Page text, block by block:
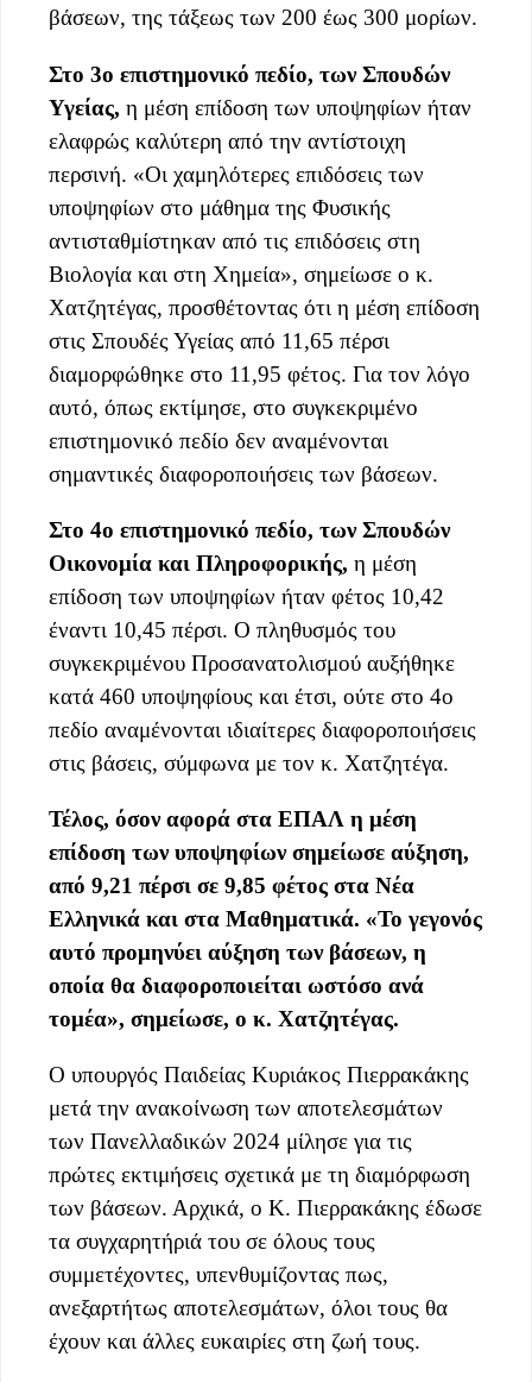
βάσεων, της τάξεως των 200 έως 300 μορίων.
Στο 3ο επιστημονικό πεδίο, των Σπουδών
Υγείας, η μέση επίδοση των υποψηφίων ήταν
ελαφρώς καλύτερη από την αντίστοιχη
περσινή. «Οι χαμηλότερες επιδόσεις των
υποψηφίων στο μάθημα της Φυσικής
αντισταθμίστηκαν από τις επιδόσεις στη
Βιολογία και στη Χημεία», σημείωσε ο κ.
Χατζητέγας, προσθέτοντας ότι η μέση επίδοση
στις Σπουδές Υγείας από 11,65 πέρσι
διαμορφώθηκε στο 11,95 φέτος. Για τον λόγο
αυτό, όπως εκτίμησε, στο συγκεκριμένο
επιστημονικό πεδίο δεν αναμένονται
σημαντικές διαφοροποιήσεις των βάσεων.
Στο 4ο επιστημονικό πεδίο, των Σπουδών
Οικονομία και Πληροφορικής, η μέση
επίδοση των υποψηφίων ήταν φέτος 10,42
έναντι 10,45 πέρσι. Ο πληθυσμός του
συγκεκριμένου Προσανατολισμού αυξήθηκε
κατά 460 υποψηφίους και έτσι, ούτε στο 4ο
πεδίο αναμένονται ιδιαίτερες διαφοροποιήσεις
στις βάσεις, σύμφωνα με τον κ. Χατζητέγα.
Τέλος, όσον αφορά στα ΕΠΑΛ η μέση
επίδοση των υποψηφίων σημείωσε αύξηση,
από 9,21 πέρσι σε 9,85 φέτος στα Νέα
Ελληνικά και στα Μαθηματικά. «Το γεγονός
αυτό προμηνύει αύξηση των βάσεων, η
οποία θα διαφοροποιείται ωστόσο ανά
τομέα», σημείωσε, ο κ. Χατζητέγας.
O υπουργός Παιδείας Κυριάκος Πιερρακάκης
μετά την ανακοίνωση των αποτελεσμάτων
των Πανελλαδικών 2024 μίλησε για τις
πρώτες εκτιμήσεις σχετικά με τη διαμόρφωση
των βάσεων. Αρχικά, ο Κ. Πιερρακάκης έδωσε
τα συγχαρητήριά του σε όλους τους
συμμετέχοντες, υπενθυμίζοντας πως,
ανεξαρτήτως αποτελεσμάτων, όλοι τους θα
έχουν και άλλες ευκαιρίες στη ζωή τους.